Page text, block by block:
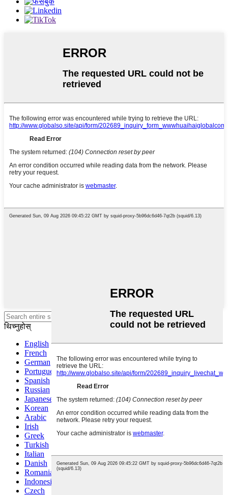
खोज्न इन्टर थिच्नुहोस् वा बन्द गर्न ESC
थिच्नुहोस्
English
French
German
Portuguese
Spanish
Russian
Japanese
Korean
Arabic
Irish
Greek
Turkish
Italian
Danish
Romanian
Indonesian
Czech